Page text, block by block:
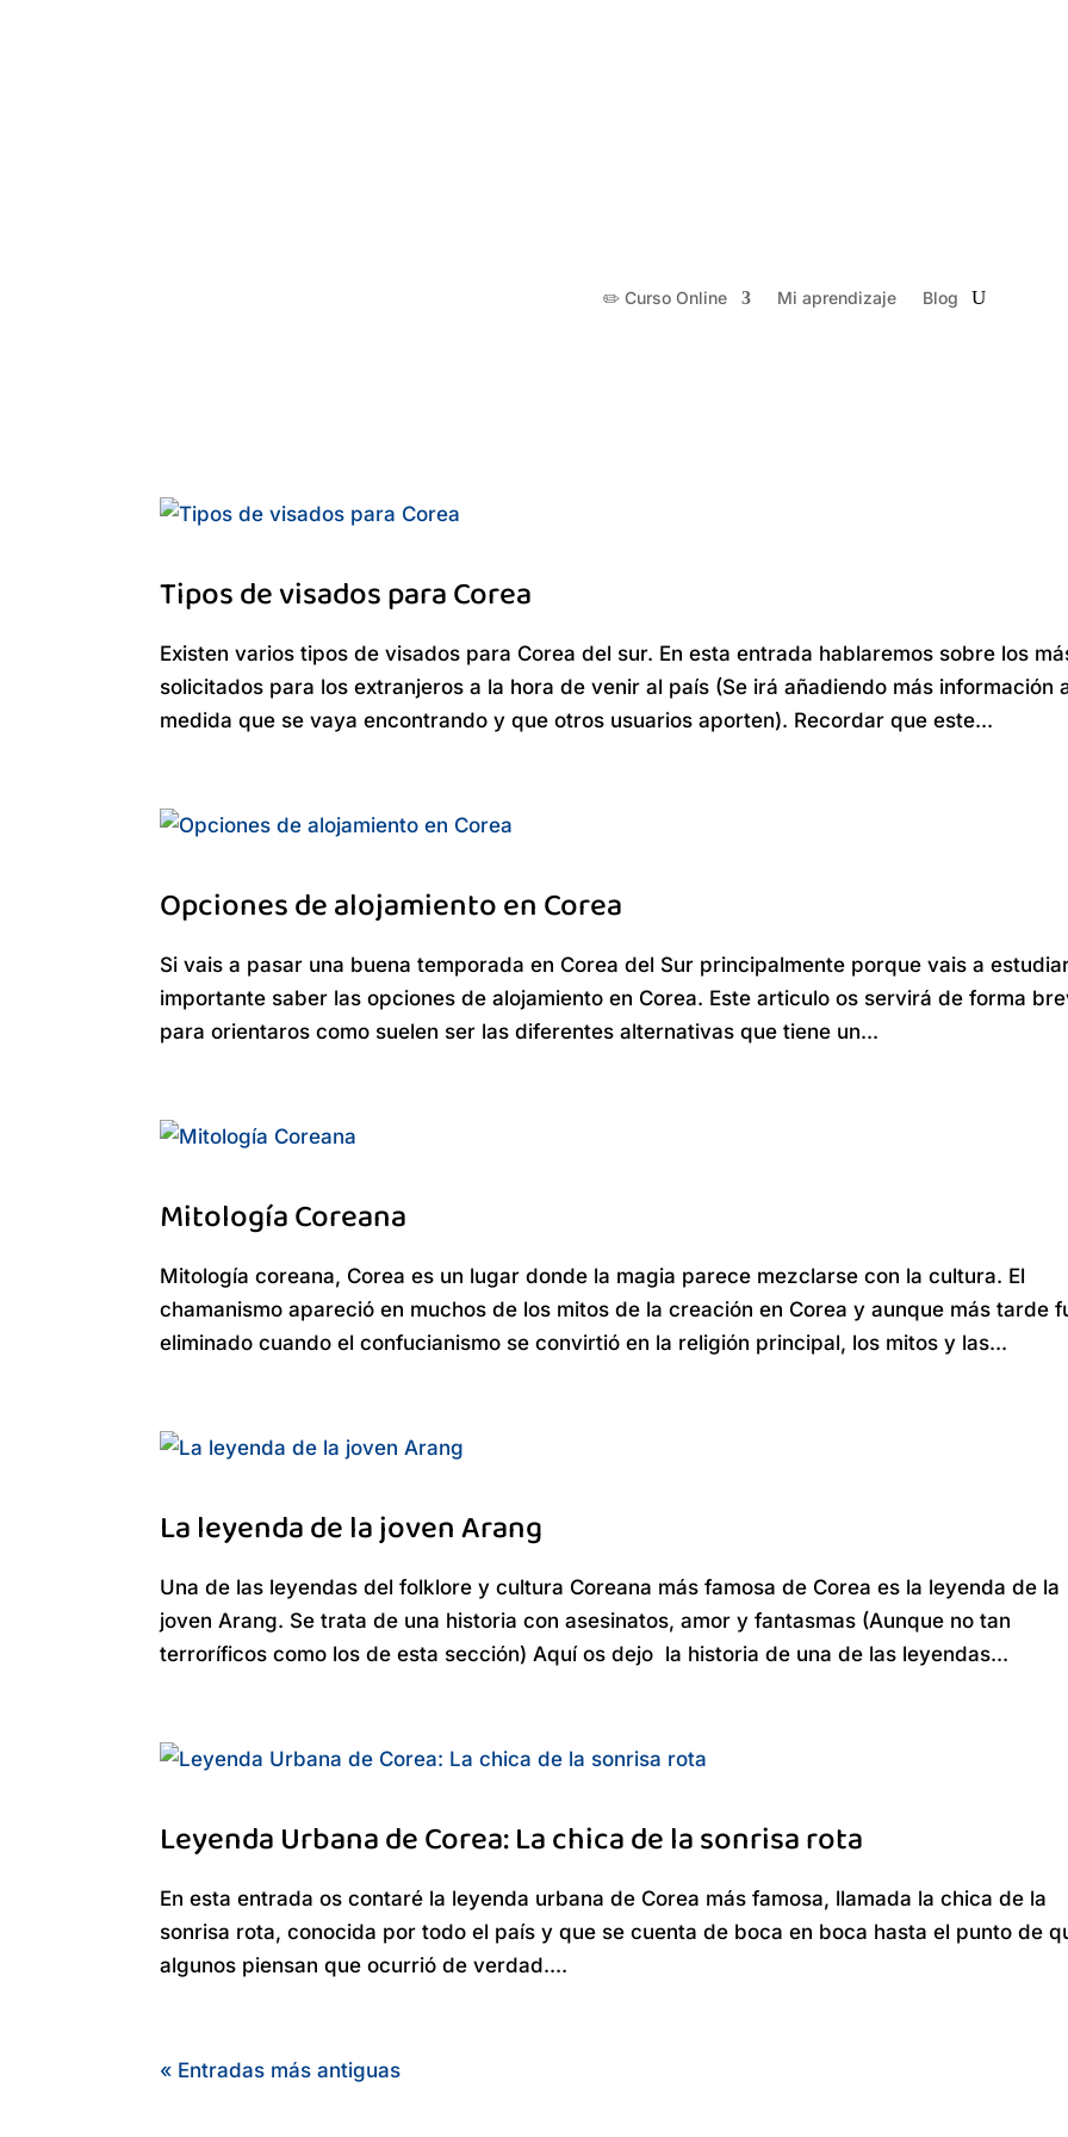
✏️ Curso Online
Mi aprendizaje Blog
Tipos de visados para Corea
Existen varios tipos de visados para Corea del sur. En esta entrada hablaremos sobre los
solicitados para los extranjeros a la hora de venir al país (Se irá añadiendo más información
medida que se vaya encontrando y que otros usuarios aporten). Recordar que este...
Opciones de alojamiento en Corea
Si vais a pasar una buena temporada en Corea del Sur principalmente porque vais a
importante saber las opciones de alojamiento en Corea. Este articulo os servirá de forma
para orientaros como suelen ser las diferentes alternativas que tiene un...
Mitología Coreana
Mitología coreana, Corea es un lugar donde la magia parece mezclarse con la cultura. El
chamanismo apareció en muchos de los mitos de la creación en Corea y aunque más tarde
eliminado cuando el confucianismo se convirtió en la religión principal, los mitos y las...
La leyenda de la joven Arang
Una de las leyendas del folklore y cultura Coreana más famosa de Corea es la leyenda de la
joven Arang. Se trata de una historia con asesinatos, amor y fantasmas (Aunque no tan
terroríficos como los de esta sección) Aquí os dejo la historia de una de las leyendas...
Leyenda Urbana de Corea: La chica de la sonrisa rota
En esta entrada os contaré la leyenda urbana de Corea más famosa, llamada la chica de la
sonrisa rota, conocida por todo el país y que se cuenta de boca en boca hasta el punto de
algunos piensan que ocurrió de verdad....
« Entradas más antiguas